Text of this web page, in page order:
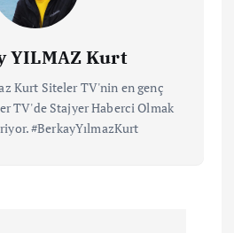
YILMAZ Kurt
Kurt Siteler TV'nin en genç
TV'de Stajyer Haberci Olmak
#BerkayYılmazKurt